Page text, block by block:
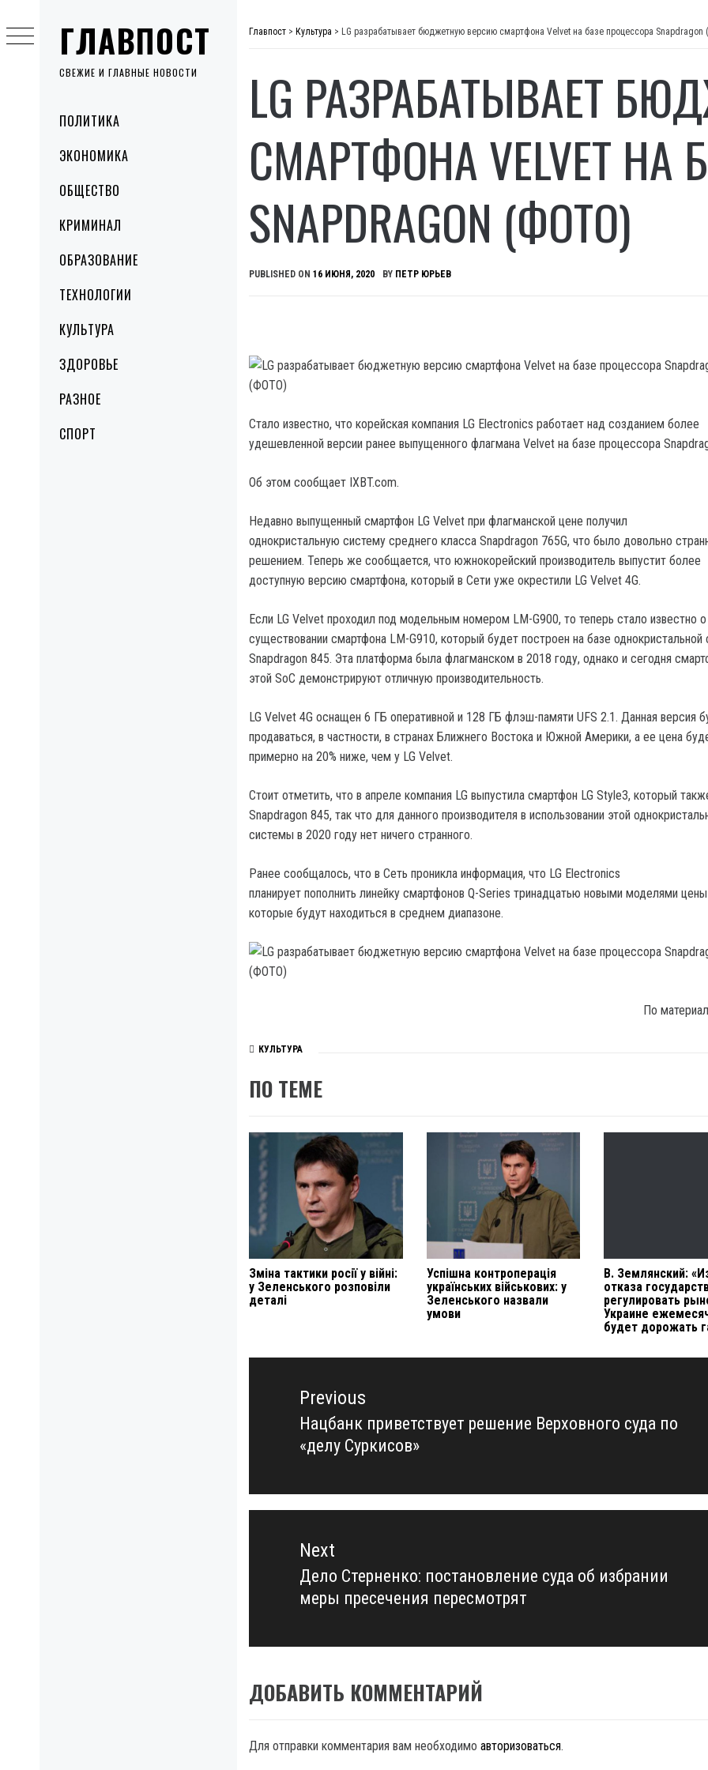
ГЛАВПОСТ
СВЕЖИЕ И ГЛАВНЫЕ НОВОСТИ
MenuПОЛИТИКА
ЭКОНОМИКА
ОБЩЕСТВО
КРИМИНАЛ
ОБРАЗОВАНИЕ
ТЕХНОЛОГИИ
КУЛЬТУРА
ЗДОРОВЬЕ
РАЗНОЕ
СПОРТ
to
content
Главпост > Культура > LG разрабатывает бюджетную версию смартфона Velvet на базе процессора
LG РАЗРАБАТЫВАЕТ
СМАРТФОНА VELVET НА
SNAPDRAGON (ФОТО)
PUBLISHED ON 16 ИЮНЯ, 2020 BY ПЕТР ЮРЬЕВ
Стало известно, что корейская компания LG Electronics работает над созданием более
удешевленной версии ранее выпущенного флагмана Velvet на базе процессора
Об этом сообщает IXBT.com.
Недавно выпущенный смартфон LG Velvet при флагманской цене получил
однокристальную систему среднего класса Snapdragon 765G, что было довольно
решением. Теперь же сообщается, что южнокорейский производитель выпустит более
доступную версию смартфона, который в Сети уже окрестили LG Velvet 4G.
Если LG Velvet проходил под модельным номером LM-G900, то теперь стало известно о
существовании смартфона LM-G910, который будет построен на базе однокристальной
Snapdragon 845. Эта платформа была флагманском в 2018 году, однако и сегодня
этой SoC демонстрируют отличную производительность.
LG Velvet 4G оснащен 6 ГБ оперативной и 128 ГБ флэш-памяти UFS 2.1. Данная версия
продаваться, в частности, в странах Ближнего Востока и Южной Америки, а ее цена
примерно на 20% ниже, чем у LG Velvet.
Стоит отметить, что в апреле компания LG выпустила смартфон LG Style3, который
Snapdragon 845, так что для данного производителя в использовании этой
системы в 2020 году нет ничего странного.
Ранее сообщалось, что в Сеть проникла информация, что LG Electronics
планирует пополнить линейку смартфонов Q-Series тринадцатью новыми моделями
которые будут находиться в среднем диапазоне.
По
КУЛЬТУРА
ПО ТЕМЕ
Зміна тактики росії у війні:
у Зеленського розповіли
деталі
Успішна контроперація
українських військових: у
Зеленського назвали
умови
В. Землянский:
отказа
регулировать
Украине
будет дорожать
Навигация
записямPrevious
Previous
post:
Нацбанк приветствует решение Верховного суда по
«делу Суркисов»
Next
Next
post:
Дело Стерненко: постановление суда об избрании
меры пресечения пересмотрят
ДОБАВИТЬ КОММЕНТАРИЙ
Для отправки комментария вам необходимо авторизоваться.